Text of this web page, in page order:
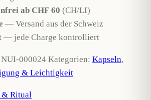
ab CHF 60 (CH/LI)
— Versand aus der Schweiz
— jede Charge kontrolliert
NUI-000024 Kategorien: Kapseln,
& Leichtigkeit
Ritual